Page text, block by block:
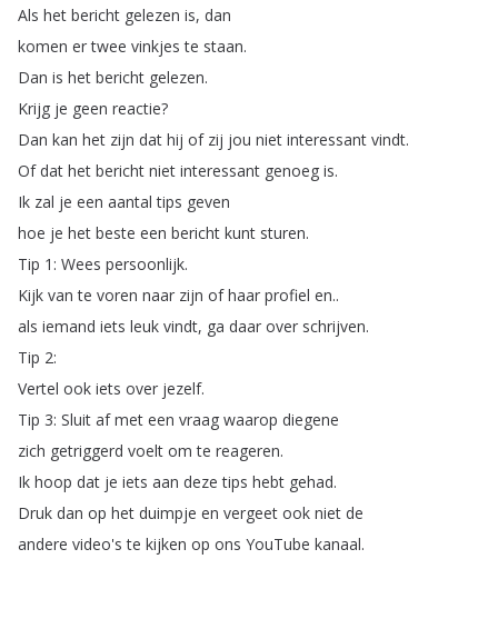
Als het bericht gelezen is, dan
komen er twee vinkjes te staan.
Dan is het bericht gelezen.
Krijg je geen reactie?
Dan kan het zijn dat hij of zij jou niet interessant vindt.
Of dat het bericht niet interessant genoeg is.
Ik zal je een aantal tips geven
hoe je het beste een bericht kunt sturen.
Tip 1: Wees persoonlijk.
Kijk van te voren naar zijn of haar profiel en..
als iemand iets leuk vindt, ga daar over schrijven.
Tip 2:
Vertel ook iets over jezelf.
Tip 3: Sluit af met een vraag waarop diegene
zich getriggerd voelt om te reageren.
Ik hoop dat je iets aan deze tips hebt gehad.
Druk dan op het duimpje en vergeet ook niet de
andere video's te kijken op ons YouTube kanaal.